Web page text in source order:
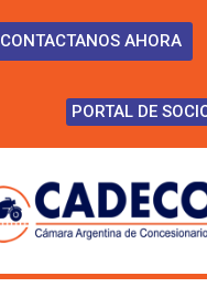
CONTACTANOS AHORA
PORTAL DE